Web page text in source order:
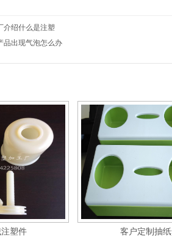
介绍什么是注塑
品出现气泡怎么办
塑件 客户定制抽